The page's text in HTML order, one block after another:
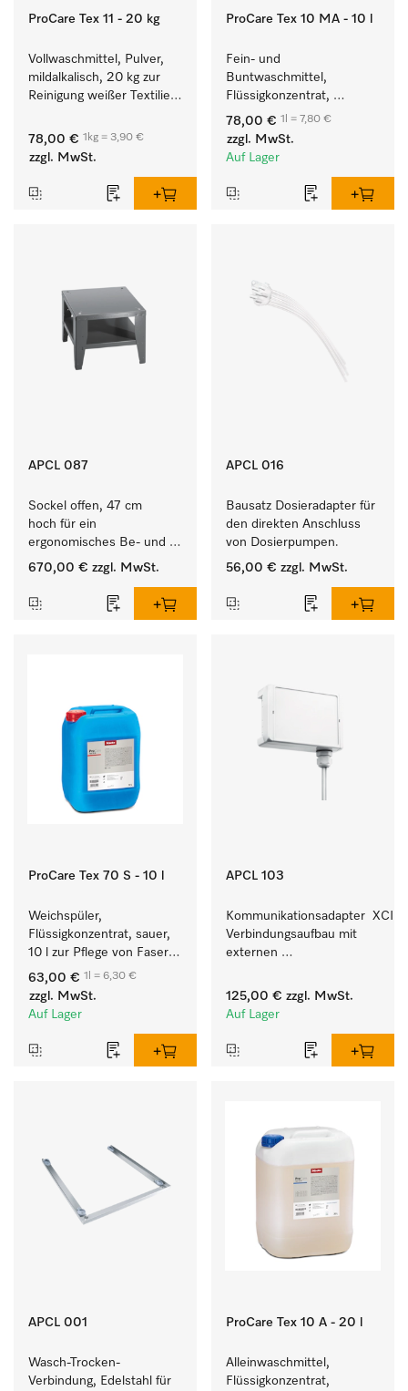
ProCare Tex 11 - 20 kg
Vollwaschmittel, Pulver,
mildalkalisch, 20 kg zur
Reinigung weißer Textilien
Buntwäsche.
78,00 € 1kg = 3,90 €
zzgl. MwSt.
ProCare Tex 10 MA - 10 l
Fein- und
Buntwaschmittel,
Flüssigkonzentrat,
mildalkalisch, 10 l zur
Reinigung von
Buntwäsche und
78,00 € 1l = 7,80 €
zzgl. MwSt.
Auf Lager
APCL 087
Sockel offen, 47 cm
hoch für ein
ergonomisches Be- und
Entladen von
Trockner.
670,00 € zzgl. MwSt.
APCL 016
Bausatz Dosieradapter für
den direkten Anschluss
von Dosierpumpen.
56,00 € zzgl. MwSt.
ProCare Tex 70 S - 10 l
Weichspüler,
Flüssigkonzentrat, sauer,
10 l zur Pflege von Fasern
für eine langfristige
Geschmeidigkeit der
Textilien.
63,00 € 1l = 6,30 €
zzgl. MwSt.
Auf Lager
APCL 103
Kommunikationsadapter  XCI
Verbindungsaufbau mit
externen
125,00 € zzgl. MwSt.
Auf Lager
APCL 001
Wasch-Trocken-
Verbindung, Edelstahl für
ProCare Tex 10 A - 20 l
Alleinwaschmittel,
Flüssigkonzentrat,